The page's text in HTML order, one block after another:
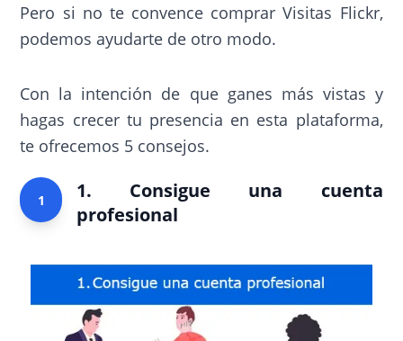
Pero si no te convence comprar Visitas Flickr,
podemos ayudarte de otro modo.
Con la intención de que ganes más vistas y
hagas crecer tu presencia en esta plataforma,
te ofrecemos 5 consejos.
1
1. Consigue una cuenta
profesional